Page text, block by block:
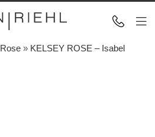
» KELSEY ROSE – Isabel